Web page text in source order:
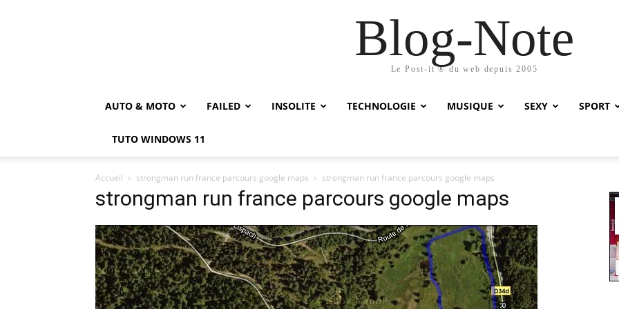
Blog-Note
Le Post-it ® du web depuis 2005
AUTO & MOTO FAILED INSOLITE TECHNOLOGIE MUSIQUE SEXY SPORT
TUTO WINDOWS 11
Accueil strongman run france parcours google maps strongman run france parcours google maps
strongman run france parcours google maps